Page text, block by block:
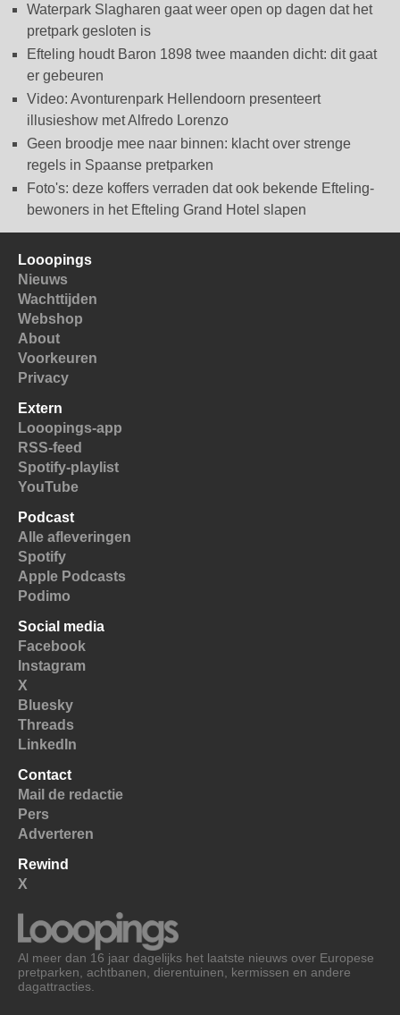
Waterpark Slagharen gaat weer open op dagen dat het
pretpark gesloten is
Efteling houdt Baron 1898 twee maanden dicht: dit gaat
er gebeuren
Video: Avonturenpark Hellendoorn presenteert
illusieshow met Alfredo Lorenzo
Geen broodje mee naar binnen: klacht over strenge
regels in Spaanse pretparken
Foto's: deze koffers verraden dat ook bekende Efteling-
bewoners in het Efteling Grand Hotel slapen
Looopings
Nieuws
Wachttijden
Webshop
About
Voorkeuren
Privacy
Extern
Looopings-app
RSS-feed
Spotify-playlist
YouTube
Podcast
Alle afleveringen
Spotify
Apple Podcasts
Podimo
Social media
Facebook
Instagram
X
Bluesky
Threads
LinkedIn
Contact
Mail de redactie
Pers
Adverteren
Rewind
X
Al meer dan 16 jaar dagelijks het laatste nieuws over Europese
pretparken, achtbanen, dierentuinen, kermissen en andere
dagattracties.